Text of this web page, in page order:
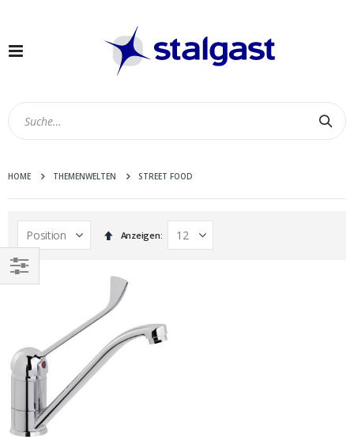
Navigation
HOME THEMENWELTEN STREET FOOD
In
absteigender
Anzeigen
EINKAUFEN